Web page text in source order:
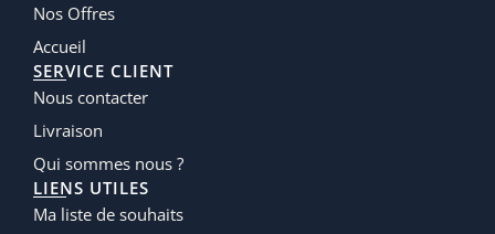
Nos Offres
Accueil
SERVICE CLIENT
Nous contacter
Livraison
Qui sommes nous ?
LIENS UTILES
Ma liste de souhaits